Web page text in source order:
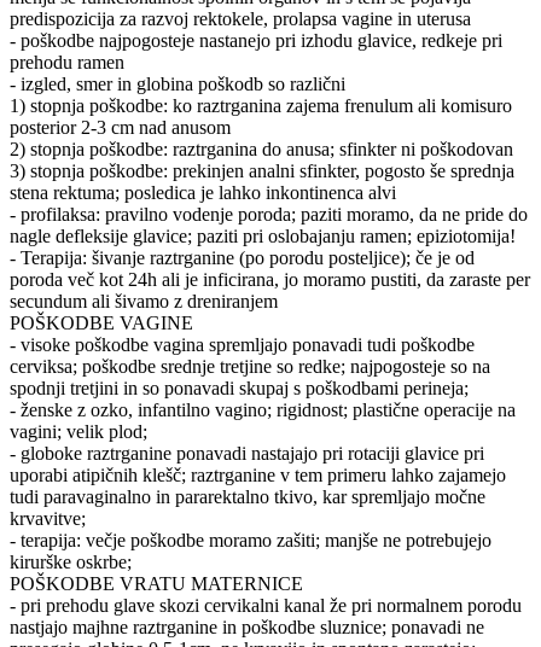
predispozicija za razvoj rektokele, prolapsa vagine in uterusa
- poškodbe najpogosteje nastanejo pri izhodu glavice, redkeje pri
prehodu ramen
- izgled, smer in globina poškodb so različni
1) stopnja poškodbe: ko raztrganina zajema frenulum ali komisuro
posterior 2-3 cm nad anusom
2) stopnja poškodbe: raztrganina do anusa; sfinkter ni poškodovan
3) stopnja poškodbe: prekinjen analni sfinkter, pogosto še sprednja
stena rektuma; posledica je lahko inkontinenca alvi
- profilaksa: pravilno vodenje poroda; paziti moramo, da ne pride do
nagle defleksije glavice; paziti pri oslobajanju ramen; epiziotomija!
- Terapija: šivanje raztrganine (po porodu posteljice); če je od
poroda več kot 24h ali je inficirana, jo moramo pustiti, da zaraste per
secundum ali šivamo z dreniranjem
POŠKODBE VAGINE
- visoke poškodbe vagina spremljajo ponavadi tudi poškodbe
cerviksa; poškodbe srednje tretjine so redke; najpogosteje so na
spodnji tretjini in so ponavadi skupaj s poškodbami perineja;
- ženske z ozko, infantilno vagino; rigidnost; plastične operacije na
vagini; velik plod;
- globoke raztrganine ponavadi nastajajo pri rotaciji glavice pri
uporabi atipičnih klešč; raztrganine v tem primeru lahko zajamejo
tudi paravaginalno in pararektalno tkivo, kar spremljajo močne
krvavitve;
- terapija: večje poškodbe moramo zašiti; manjše ne potrebujejo
kirurške oskrbe;
POŠKODBE VRATU MATERNICE
- pri prehodu glave skozi cervikalni kanal že pri normalnem porodu
nastjajo majhne raztrganine in poškodbe sluznice; ponavadi ne